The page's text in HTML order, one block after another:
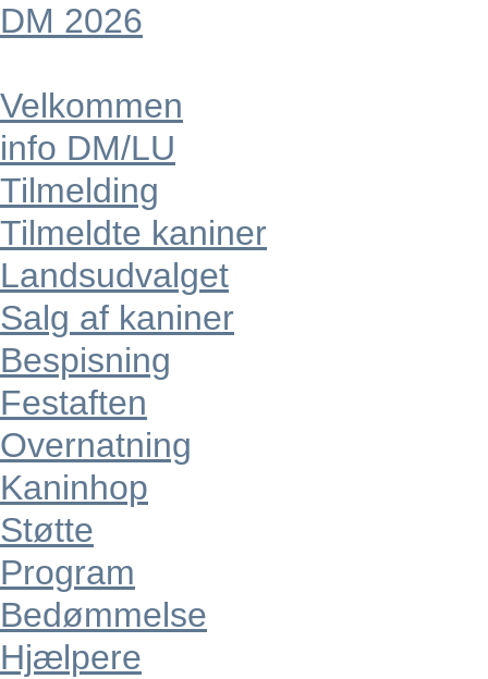
DM 2026
Velkommen
info DM/LU
Tilmelding
Tilmeldte kaniner
Landsudvalget
Salg af kaniner
Bespisning
Festaften
Overnatning
Kaninhop
Støtte
Program
Bedømmelse
Hjælpere